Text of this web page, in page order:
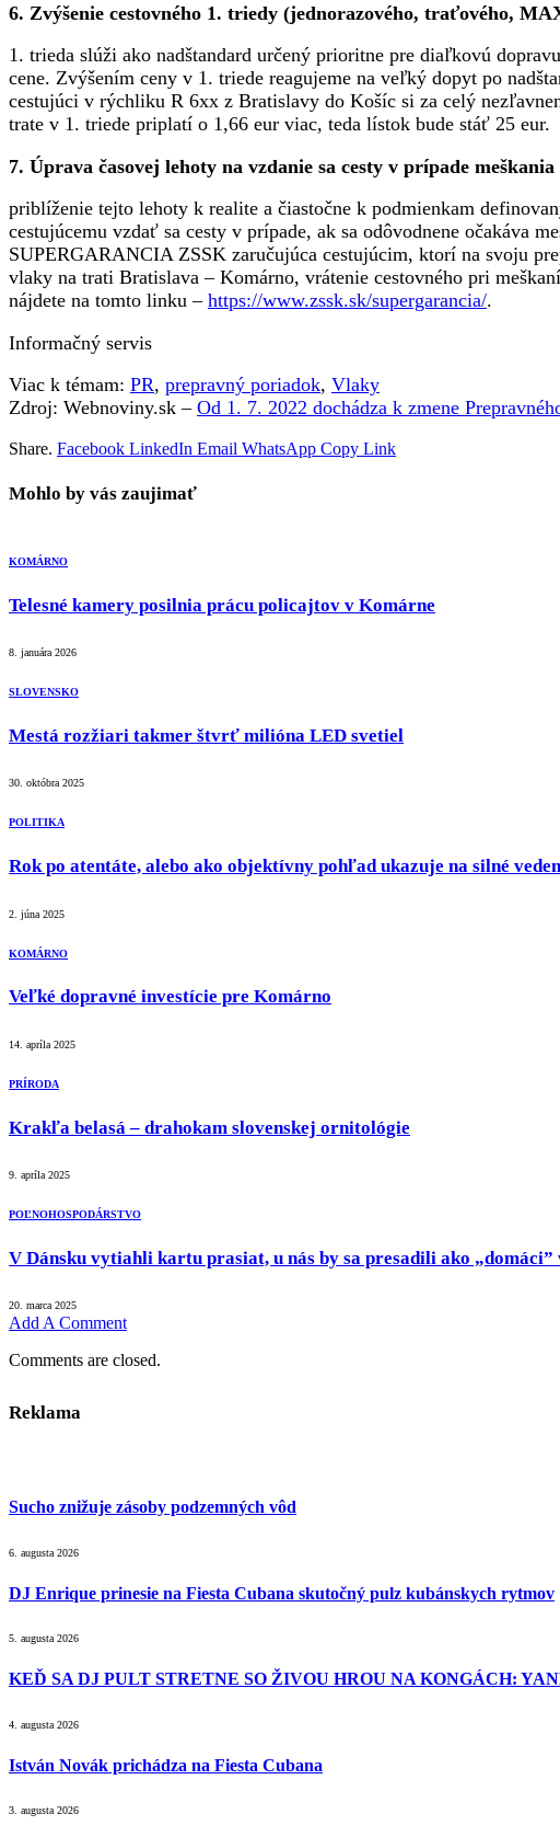
6. Zvýšenie cestovného 1. triedy (jednorazového, traťového,
1. trieda slúži ako nadštandard určený prioritne pre diaľkovú
cene. Zvýšením ceny v 1. triede reagujeme na veľký dopyt po
cestujúci v rýchliku R 6xx z Bratislavy do Košíc si za celý
trate v 1. triede priplatí o 1,66 eur viac, teda lístok bude stáť 25 eur.
7. Úprava časovej lehoty na vzdanie sa cesty v prípade
priblíženie tejto lehoty k realite a čiastočne k podmienkam
cestujúcemu vzdať sa cesty v prípade, ak sa odôvodnene očakáva
SUPERGARANCIA ZSSK zaručujúca cestujúcim, ktorí na svoju
vlaky na trati Bratislava – Komárno, vrátenie cestovného pri
nájdete na tomto linku – https://www.zssk.sk/supergarancia/.
Informačný servis
Viac k témam: PR, prepravný poriadok, Vlaky
Zdroj: Webnoviny.sk – Od 1. 7. 2022 dochádza k zmene
Share. Facebook LinkedIn Email WhatsApp Copy Link
Mohlo by vás zaujimať
KOMÁRNO
Telesné kamery posilnia prácu policajtov v Komárne
8. januára 2026
SLOVENSKO
Mestá rozžiari takmer štvrť milióna LED svetiel
30. októbra 2025
POLITIKA
Rok po atentáte, alebo ako objektívny pohľad ukazuje na silné
2. júna 2025
KOMÁRNO
Veľké dopravné investície pre Komárno
14. apríla 2025
PRÍRODA
Krakľa belasá – drahokam slovenskej ornitológie
9. apríla 2025
POĽNOHOSPODÁRSTVO
V Dánsku vytiahli kartu prasiat, u nás by sa presadili ako
20. marca 2025
Add A Comment
Comments are closed.
Reklama
Sucho znižuje zásoby podzemných vôd
6. augusta 2026
DJ Enrique prinesie na Fiesta Cubana skutočný pulz kubánskych rytmov
5. augusta 2026
KEĎ SA DJ PULT STRETNE SO ŽIVOU HROU NA KONGÁCH:
4. augusta 2026
István Novák prichádza na Fiesta Cubana
3. augusta 2026